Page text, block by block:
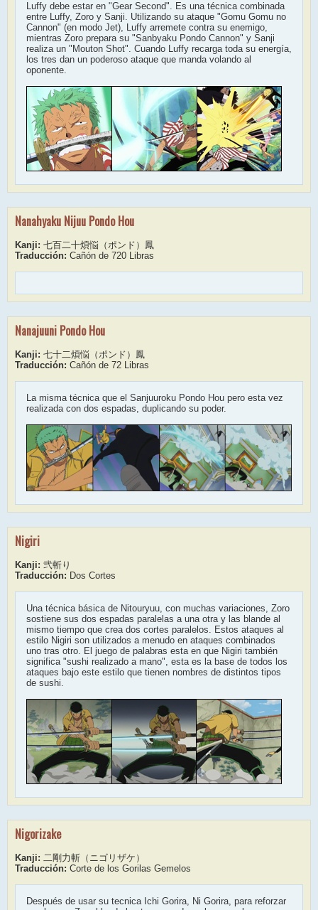
Luffy debe estar en "Gear Second". Es una técnica combinada
entre Luffy, Zoro y Sanji. Utilizando su ataque "Gomu Gomu no
Cannon" (en modo Jet), Luffy arremete contra su enemigo,
mientras Zoro prepara su "Sanbyaku Pondo Cannon" y Sanji
realiza un "Mouton Shot". Cuando Luffy recarga toda su energía,
los tres dan un poderoso ataque que manda volando al
oponente.
Nanahyaku Nijuu Pondo Hou
Kanji: 七百二十煩悩（ポンド）鳳
Traducción: Cañón de 720 Libras
Nanajuuni Pondo Hou
Kanji: 七十二煩悩（ポンド）鳳
Traducción: Cañón de 72 Libras
La misma técnica que el Sanjuuroku Pondo Hou pero esta vez
realizada con dos espadas, duplicando su poder.
Nigiri
Kanji: 弐斬り
Traducción: Dos Cortes
Una técnica básica de Nitouryuu, con muchas variaciones, Zoro
sostiene sus dos espadas paralelas a una otra y las blande al
mismo tiempo que crea dos cortes paralelos. Estos ataques al
estilo Nigiri son utilizados a menudo en ataques combinados
uno tras otro. El juego de palabras esta en que Nigiri también
significa "sushi realizado a mano", esta es la base de todos los
ataques bajo este estilo que tienen nombres de distintos tipos
de sushi.
Nigorizake
Kanji: 二剛力斬（ニゴリザケ）
Traducción: Corte de los Gorilas Gemelos
Después de usar su tecnica Ichi Gorira, Ni Gorira, para reforzar